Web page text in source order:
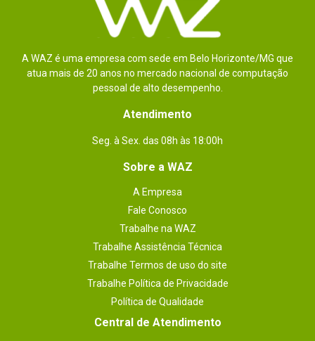
1x Slot PCI Express 1x, 2x Slots PCI Express 16x
Sistema de
áudio
7.1 Canais
painel traseiro
5x Portas USB 3.1 Gen 1 (3x portas no painel
conector USB interno)
traseiro, 4x portas disponíveis através dos
conectores USB internos)
24,4 cm x 23,0 cm
Flash de 2 x 128 Mbit
Uso do BIOS UEFI AMI licenciado
Suporte para DualBIOS ™
PnP 1.0a, DMI 2.7, WfM 2.0, SM BIOS 2.7, ACPI 5.0
INTEL
A WAZ é uma empresa com sede em Belo Horizonte/MG que
atua mais de 20 anos no mercado nacional de computação
pessoal de alto desempenho.
Atendimento
Seg. à Sex. das 08h às 18:00h
Sobre a WAZ
A Empresa
Fale Conosco
Trabalhe na WAZ
Trabalhe Assistência Técnica
Trabalhe Termos de uso do site
Trabalhe Política de Privacidade
Política de Qualidade
Central de Atendimento